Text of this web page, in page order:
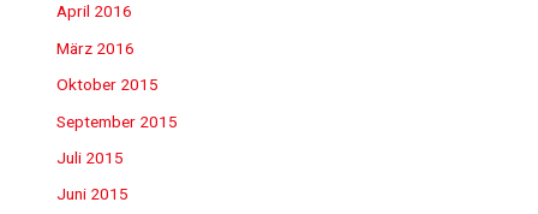
April 2016
März 2016
Oktober 2015
September 2015
Juli 2015
Juni 2015